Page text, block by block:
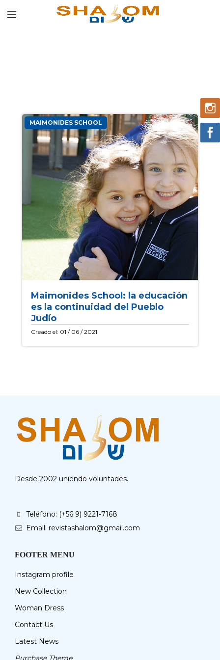
MAIMONIDES SCHOOL
Maimonides School: la educación
es la continuidad del Pueblo
Judío
Creado el: 01 / 06 / 2021
Desde 2002 uniendo voluntades.
Teléfono: (+56 9) 9221-7168
Email: revistashalom@gmail.com
FOOTER MENU
Instagram profile
New Collection
Woman Dress
Contact Us
Latest News
Purchase Theme